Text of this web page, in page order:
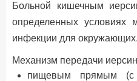
Больной кишечным
определенных условиях
инфекции для окружающих.
Механизм передачи
пищевым прямым